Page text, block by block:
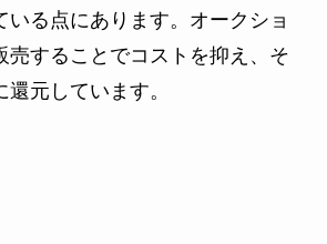
いる点にあります。オークショ
売することでコストを抑え、そ
元しています。